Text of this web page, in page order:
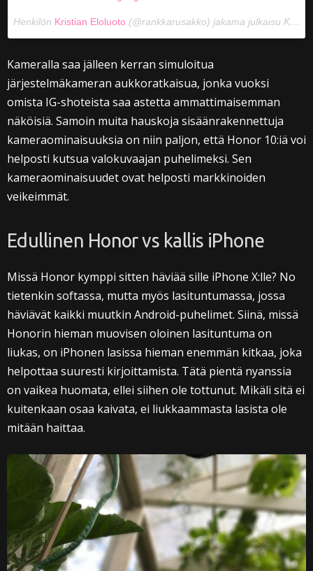
Henkilön Kristian Eloluoto (@rankkarusakko) jakama julkaisu Kesä 24, 2018 kello 8.16 PDT
Kameralla saa jälleen kerran simuloitua
järjestelmäkameran aukkoratkaisua, jonka vuoksi
omista IG-shoteista saa astetta ammattimaisemman
näköisiä. Samoin muita hauskoja sisäänrakennettuja
kameraominaisuuksia on niin paljon, että Honor 10:iä voi
helposti kutsua valokuvaajan puhelimeksi. Sen
kameraominaisuudet ovat helposti markkinoiden
veikeimmät.
Edullinen Honor vs kallis iPhone
Missä Honor kymppi sitten häviää sille iPhone X:lle? No
tietenkin softassa, mutta myös lasituntumassa, jossa
häviävät kaikki muutkin Android-puhelimet. Siinä, missä
Honorin hieman muovisen oloinen lasituntuma on
liukas, on iPhonen lasissa hieman enemmän kitkaa, joka
helpottaa suuresti kirjoittamista. Tätä pientä nyanssia
on vaikea huomata, ellei siihen ole tottunut. Mikäli sitä ei
kuitenkaan osaa kaivata, ei liukkaammasta lasista ole
mitään haittaa.